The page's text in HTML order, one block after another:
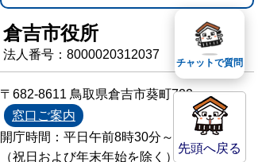
先頭へ戻る
倉吉市役所
法人番号：8000020312037
〒682-8611 鳥取県倉吉市葵町722
窓口ご案内
開庁時間：平日午前8時30分～午後5時15分
（祝日および年末年始を除く）
チャットで質問